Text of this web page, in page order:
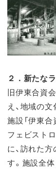
２．新たな
旧伊東合資
え、地域の
施設「伊東
フェビスト
に、訪れた
す。施設全